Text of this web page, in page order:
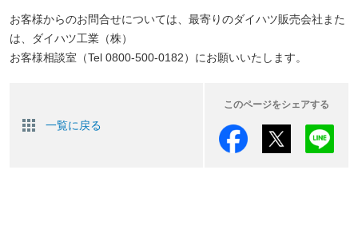
お客様からのお問合せについては、最寄りのダイハツ販売会社また
は、ダイハツ工業（株）
お客様相談室（Tel 0800-500-0182）にお願いいたします。
一覧に戻る
このページをシェアする